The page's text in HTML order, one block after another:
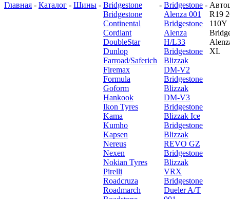
Главная - Каталог - Шины - Bridgestone
Bridgestone
Continental
Cordiant
DoubleStar
Dunlop
Farroad/Saferich
Firemax
Formula
Goform
Hankook
Ikon Tyres
Kama
Kumho
Kapsen
Nereus
Nexen
Nokian Tyres
Pirelli
Roadcruza
Roadmarch
- Bridgestone
Alenza 001
Bridgestone
Alenza
H/L33
Bridgestone
Blizzak
DM-V2
Bridgestone
Blizzak
DM-V3
Bridgestone
Blizzak Ice
Bridgestone
Blizzak
REVO GZ
Bridgestone
Blizzak
VRX
Bridgestone
Dueler A/T
-
R19
110Y
XL